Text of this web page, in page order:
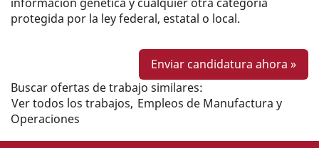
protegida por la ley federal, estatal o local.
Enviar candidatura ahora »
Buscar ofertas de trabajo similares:
Ver todos los trabajos, Empleos de Manufactura y
Operaciones